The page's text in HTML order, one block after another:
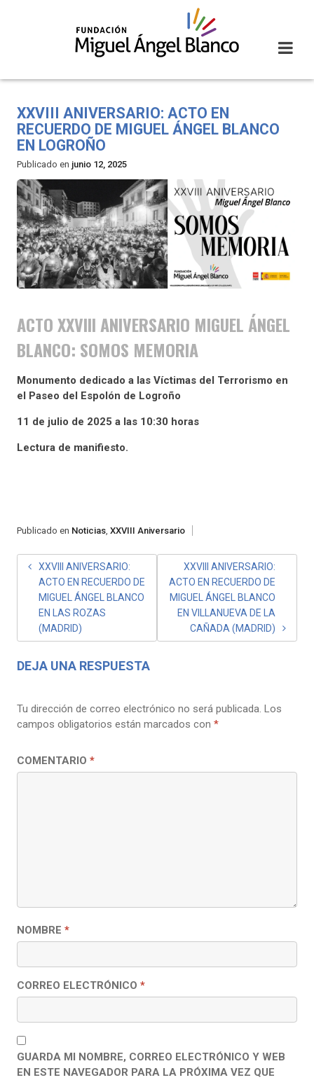
XXVIII ANIVERSARIO: ACTO EN
RECUERDO DE MIGUEL ÁNGEL BLANCO
EN LOGROÑO
Publicado en junio 12, 2025
ACTO XXVIII ANIVERSARIO MIGUEL ÁNGEL
BLANCO: SOMOS MEMORIA
Monumento dedicado a las Víctimas del Terrorismo en
el Paseo del Espolón de Logroño
11 de julio de 2025 a las 10:30 horas
Lectura de manifiesto.
Publicado en Noticias, XXVIII Aniversario
NAVEGACIÓN
ENTRADAS
XXVIII ANIVERSARIO:
ACTO EN RECUERDO DE
MIGUEL ÁNGEL BLANCO
EN LAS ROZAS
(MADRID)
XXVIII ANIVERSARIO:
ACTO EN RECUERDO DE
MIGUEL ÁNGEL BLANCO
EN VILLANUEVA DE LA
CAÑADA (MADRID)
DEJA UNA RESPUESTA
Tu dirección de correo electrónico no será publicada. Los
campos obligatorios están marcados con *
COMENTARIO *
NOMBRE *
CORREO ELECTRÓNICO *
GUARDA MI NOMBRE, CORREO ELECTRÓNICO Y WEB
EN ESTE NAVEGADOR PARA LA PRÓXIMA VEZ QUE